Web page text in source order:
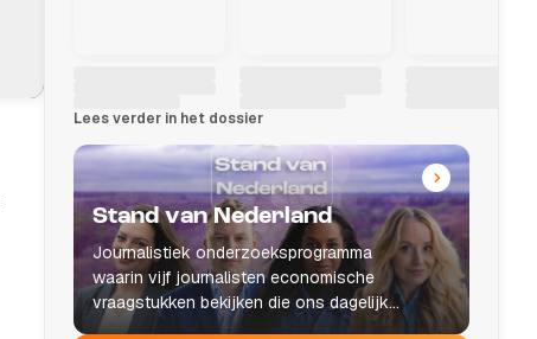
Lees verder in het dossier
Stand van Nederland
Journalistiek onderzoeksprogramma
waarin vijf journalisten economische
vraagstukken bekijken die ons dagelijks
leven raken.